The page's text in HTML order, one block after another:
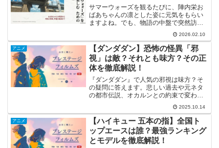
サマーウォーズを観るたびに、陣内栄お
ばあちゃんの凛とした姿に元気をもらい
ますよね。でも、物語の中盤で突然訪れ
るおばあちゃんの死に、どうして？とシ
ョックを受けた方も多いはず。サマーウ
ォーズのおばあちゃんの死因について
は、作中で明確に医学的な診...
2026.02.10
アニメ
【ダンダダン】恐怖の怪異「邪
視」は敵？それとも味方？その正
体を徹底解説！
『ダンダダン』で人気の邪視は味方？そ
の疑問に答えます。悲しい過去や元ネタ
の都市伝説、オカルンとの約束で変わる
関係性をネタバレ解説。「ダンダダン 邪
視 味方」になるまでの経緯と、彼の可愛
い一面も深掘りします。この記事を読め
ば「ダンダダン 邪視 味方」の理由がよく
わかります。
2025.10.14
アニメ
【ハイキュー 五本の指】全国ト
ップエースは誰？最強ランキング
とモデルを徹底解説！